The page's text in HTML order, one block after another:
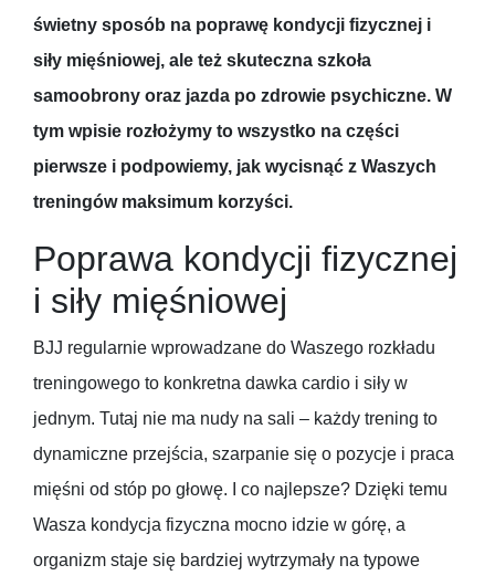
świetny sposób na poprawę kondycji fizycznej i
siły mięśniowej, ale też skuteczna szkoła
samoobrony oraz jazda po zdrowie psychiczne. W
tym wpisie rozłożymy to wszystko na części
pierwsze i podpowiemy, jak wycisnąć z Waszych
treningów maksimum korzyści.
Poprawa kondycji fizycznej
i siły mięśniowej
BJJ regularnie wprowadzane do Waszego rozkładu
treningowego to konkretna dawka cardio i siły w
jednym. Tutaj nie ma nudy na sali – każdy trening to
dynamiczne przejścia, szarpanie się o pozycje i praca
mięśni od stóp po głowę. I co najlepsze? Dzięki temu
Wasza kondycja fizyczna mocno idzie w górę, a
organizm staje się bardziej wytrzymały na typowe